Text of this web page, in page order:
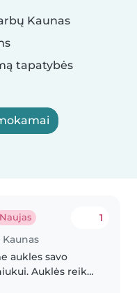
Kaunas
tapatybės
Naujas 1
aukles savo
Auklės reiktų